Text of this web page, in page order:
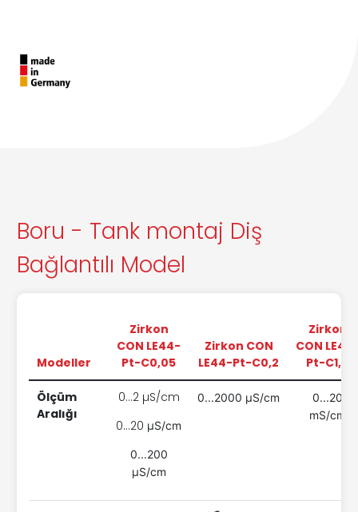
Boru - Tank montaj Diş
Bağlantılı Model
Modeller
Zirkon
CON LE44-
Pt-C0,05
Zirkon CON
LE44-Pt-C0,2
Zirkon
CON
Pt-C1,0
Ölçüm
Aralığı
0...2 µS/cm
0...20 µS/cm
0...200
µS/cm
0...2000 µS/cm
0...20
mS/cm